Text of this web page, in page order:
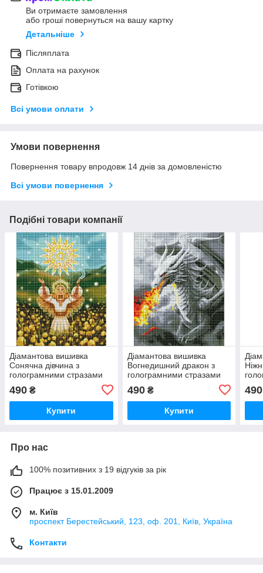
Ви отримаєте замовлення
або гроші повернуться на вашу картку
Детальніше
Післяплата
Оплата на рахунок
Готівкою
Всі умови оплати
Умови повернення
Повернення товару впродовж 14 днів за домовленістю
Всі умови повернення
Подібні товари компанії
Діамантова вишивка
Сонячна дівчина з
голограмними стразами
(АВ) ©yuji.rivera, 40х50 см
(Ідейка)
490 ₴
Купити
Діамантова вишивка
Вогнедишний дракон з
голограмними стразами
40х50 см (Ідейка)
490₴
Купити
490
Про нас
100% позитивних з 19 відгуків за рік
Працює з 15.01.2009
м. Київ
проспект Берестейський, 123, оф. 201, Київ, Україна
Контакти